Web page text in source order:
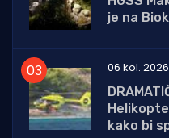
je na
06 kol. 2026
kako bi